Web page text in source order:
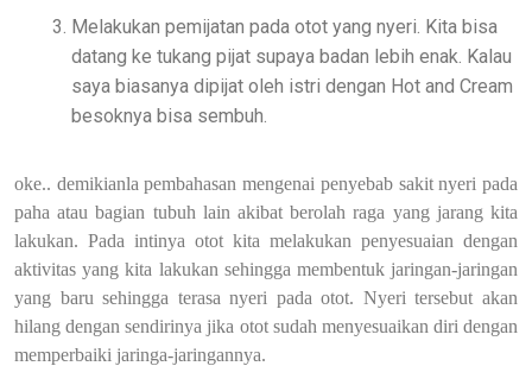
Melakukan pemijatan pada otot yang nyeri. Kita bisa
datang ke tukang pijat supaya badan lebih enak. Kalau
saya biasanya dipijat oleh istri dengan Hot and Cream
besoknya bisa sembuh.
oke.. demikianla pembahasan mengenai penyebab sakit nyeri pada
paha atau bagian tubuh lain akibat berolah raga yang jarang kita
lakukan. Pada intinya otot kita melakukan penyesuaian dengan
aktivitas yang kita lakukan sehingga membentuk jaringan-jaringan
yang baru sehingga terasa nyeri pada otot. Nyeri tersebut akan
hilang dengan sendirinya jika otot sudah menyesuaikan diri dengan
memperbaiki jaringa-jaringannya.